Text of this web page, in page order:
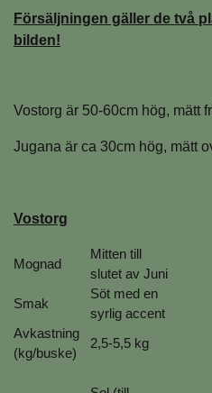
Försäljningen gäller de två
bilden!
Vostorg är 50-60cm hög, mätt
Jugana är ca 30cm hög, mätt
Vostorg
Mognad
Mitten till
slutet av Juni
Smak
Söt med en
syrlig accent
Avkastning
(kg/buske)
2,5-5,5 kg